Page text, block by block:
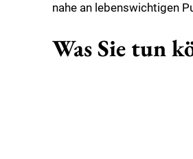
nahe an lebenswichtigen
Was Sie tun